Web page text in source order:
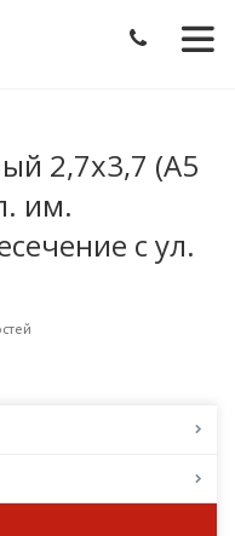
2,7х3,7 (А5
им.
с ул.